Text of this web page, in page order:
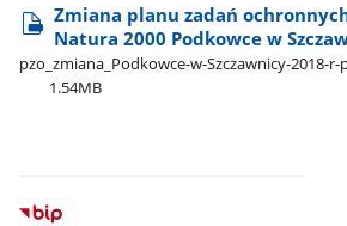
Zmiana planu zadań
Natura 2000 Podkowce w
pzo​_zmiana​_Podkowce-w-Szczawnicy-2018-
1.54MB